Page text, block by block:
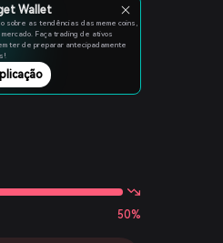
Wallet
sobre as tendências das meme coins,
Faça trading de ativos
ter de preparar antecipadamente
50%